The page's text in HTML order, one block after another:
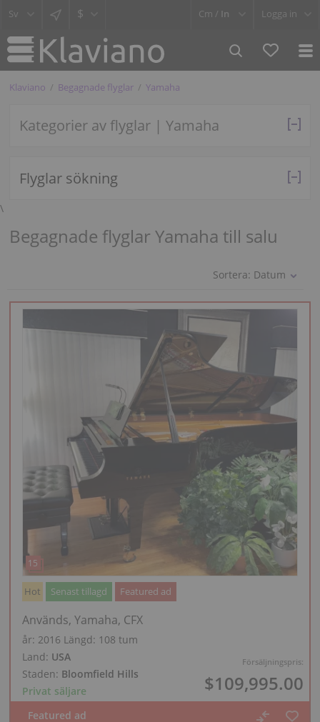
$ Cm / In Logga in
Klaviano Begagnade flyglar Yamaha
Kategorier av flyglar | Yamaha
Flyglar sökning
\
Begagnade flyglar Yamaha till salu
Sortera: Datum
Försäljningspris:
$109,995.00
Hot Senast tillagd Featured ad
Används, Yamaha, CFX
år: 2016 Längd: 108 tum
Land: USA
Staden: Bloomfield Hills
Privat säljare